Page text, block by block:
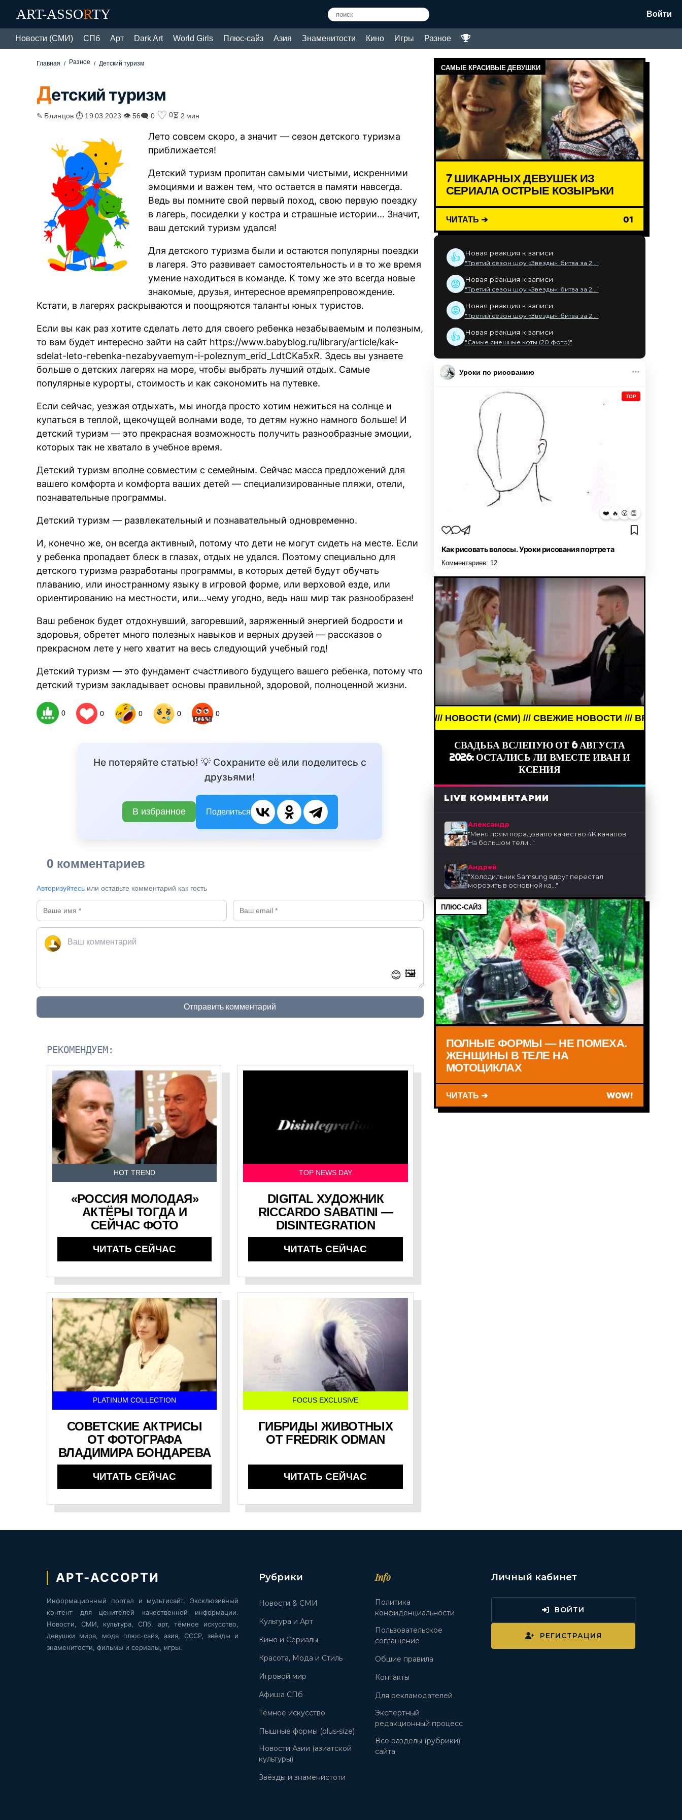
ART-ASSORTY Войти
Новости (СМИ) СПб Арт Dark Art World Girls Плюс-сайз Азия Знаменитости Кино Игры Разное
Главная Разное Детский туризм
Детский туризм
✎ Блинцов ⏱ 19.03.2023 👁 56🗨 0 ♡ 0⏳ 2 мин
Лето совсем скоро, а значит — сезон детского туризма
приближается!
Детский туризм пропитан самыми чистыми, искренними
эмоциями и важен тем, что остается в памяти навсегда.
Ведь вы помните свой первый поход, свою первую поездку
в лагерь, посиделки у костра и страшные истории… Значит,
ваш детский туризм удался!
Для детского туризма были и остаются популярны поездки
в лагеря. Это развивает самостоятельность и в то же время
умение находиться в команде. К тому же это всегда новые
знакомые, друзья, интересное времяпрепровождение.
Кстати, в лагерях раскрываются и поощряются таланты юных туристов.
Если вы как раз хотите сделать лето для своего ребенка незабываемым и полезным,
то вам будет интересно зайти на сайт https://www.babyblog.ru/library/article/kak-
sdelat-leto-rebenka-nezabyvaemym-i-poleznym_erid_LdtCKa5xR. Здесь вы узнаете
больше о детских лагерях на море, чтобы выбрать лучший отдых. Самые
популярные курорты, стоимость и как сэкономить на путевке.
Если сейчас, уезжая отдыхать, мы иногда просто хотим нежиться на солнце и
купаться в теплой, щекочущей волнами воде, то детям нужно намного больше! И
детский туризм — это прекрасная возможность получить разнообразные эмоции,
которых так не хватало в учебное время.
Детский туризм вполне совместим с семейным. Сейчас масса предложений для
вашего комфорта и комфорта ваших детей — специализированные пляжи, отели,
познавательные программы.
Детский туризм — развлекательный и познавательный одновременно.
И, конечно же, он всегда активный, потому что дети не могут сидеть на месте. Если
у ребенка пропадает блеск в глазах, отдых не удался. Поэтому специально для
детского туризма разработаны программы, в которых детей будут обучать
плаванию, или иностранному языку в игровой форме, или верховой езде, или
ориентированию на местности, или…чему угодно, ведь наш мир так разнообразен!
Ваш ребенок будет отдохнувший, загоревший, заряженный энергией бодрости и
здоровья, обретет много полезных навыков и верных друзей — рассказов о
прекрасном лете у него хватит на весь следующий учебный год!
Детский туризм — это фундамент счастливого будущего вашего ребенка, потому что
детский туризм закладывает основы правильной, здоровой, полноценной жизни.
0 0 0 0 0
Не потеряйте статью! 💡 Сохраните её или поделитесь с
друзьями!
В избранное Поделиться
0 комментариев
Авторизуйтесь или оставьте комментарий как гость
😊 🖼️
Отправить комментарий
РЕКОМЕНДУЕМ:
HOT TREND
«РОССИЯ МОЛОДАЯ»
АКТЁРЫ ТОГДА И
СЕЙЧАС ФОТО
ЧИТАТЬ СЕЙЧАС
TOP NEWS DAY
DIGITAL ХУДОЖНИК
RICCARDO SABATINI —
DISINTEGRATION
ЧИТАТЬ СЕЙЧАС
PLATINUM COLLECTION
СОВЕТСКИЕ АКТРИСЫ
ОТ ФОТОГРАФА
ВЛАДИМИРА БОНДАРЕВА
ЧИТАТЬ СЕЙЧАС
FOCUS EXCLUSIVE
ГИБРИДЫ ЖИВОТНЫХ
ОТ FREDRIK ODMAN
ЧИТАТЬ СЕЙЧАС
САМЫЕ КРАСИВЫЕ ДЕВУШКИ
7 ШИКАРНЫХ ДЕВУШЕК ИЗ
СЕРИАЛА ОСТРЫЕ КОЗЫРЬКИ
ЧИТАТЬ ➔ 01
👍 Новая реакция к записи
"Третий сезон шоу «Звезды»: битва за 2..."
😡 Новая реакция к записи
"Третий сезон шоу «Звезды»: битва за 2..."
😡 Новая реакция к записи
"Третий сезон шоу «Звезды»: битва за 2..."
👍 Новая реакция к записи
"Самые смешные коты (20 фото)"
Уроки по рисованию
TOP
❤️ 🔥 😮 👏
Как рисовать волосы. Уроки рисования портрета
Комментариев: 12
BREAKING NEWS /// НОВОСТИ (СМИ) /// СВЕЖИЕ НОВОСТИ /// BREAKING NEWS
СВАДЬБА ВСЛЕПУЮ ОТ 6 АВГУСТА
2026: ОСТАЛИСЬ ЛИ ВМЕСТЕ ИВАН И
КСЕНИЯ
LIVE КОММЕНТАРИИ
Александр
"Меня прям порадовало качество 4K каналов.
На большом тели..."
Андрей
"Холодильник Samsung вдруг перестал
морозить в основной ка..."
ПЛЮС-САЙЗ
ПОЛНЫЕ ФОРМЫ — НЕ ПОМЕХА.
ЖЕНЩИНЫ В ТЕЛЕ НА
МОТОЦИКЛАХ
ЧИТАТЬ ➔ WOW!
АРТ-АССОРТИ
Информационный портал и мультисайт. Эксклюзивный
контент для ценителей качественной информации.
Новости, СМИ, культура, СПб, арт, тёмное искусство,
девушки мира, мода плюс-сайз, азия, СССР, звёзды и
знаменитости, фильмы и сериалы, игры.
Рубрики
Новости & СМИ
Культура и Арт
Кино и Сериалы
Красота, Мода и Стиль
Игровой мир
Афиша СПб
Тёмное искусство
Пышные формы (plus-size)
Новости Азии (азиатской
культуры)
Звёзды и знаменистоти
Info
Политика
конфиденциальности
Пользовательское
соглашение
Общие правила
Контакты
Для рекламодателей
Экспертный
редакционный процесс
Все разделы (рубрики)
сайта
Личный кабинет
ВОЙТИ
РЕГИСТРАЦИЯ